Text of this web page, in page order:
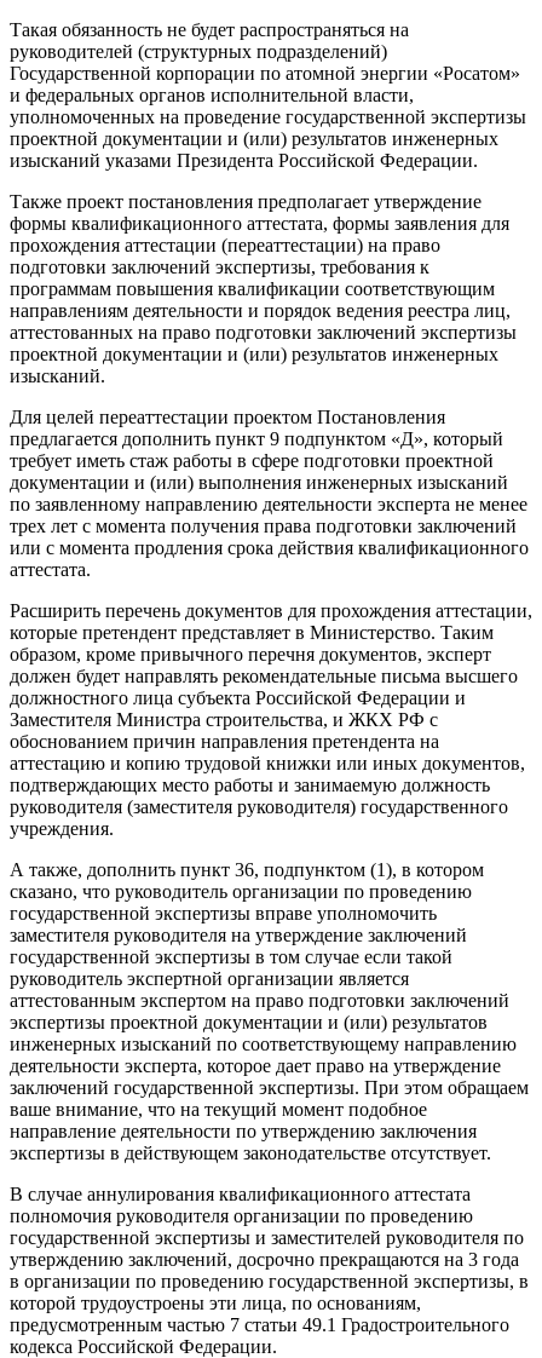
Такая обязанность не будет распространяться на
руководителей (структурных подразделений)
Государственной корпорации по атомной энергии «Росатом»
и федеральных органов исполнительной власти,
уполномоченных на проведение государственной экспертизы
проектной документации и (или) результатов инженерных
изысканий указами Президента Российской Федерации.
Также проект постановления предполагает утверждение
формы квалификационного аттестата, формы заявления для
прохождения аттестации (переаттестации) на право
подготовки заключений экспертизы, требования к
программам повышения квалификации соответствующим
направлениям деятельности и порядок ведения реестра лиц,
аттестованных на право подготовки заключений экспертизы
проектной документации и (или) результатов инженерных
изысканий.
Для целей переаттестации проектом Постановления
предлагается дополнить пункт 9 подпунктом «Д», который
требует иметь стаж работы в сфере подготовки проектной
документации и (или) выполнения инженерных изысканий
по заявленному направлению деятельности эксперта не менее
трех лет с момента получения права подготовки заключений
или с момента продления срока действия квалификационного
аттестата.
Расширить перечень документов для прохождения аттестации,
которые претендент представляет в Министерство. Таким
образом, кроме привычного перечня документов, эксперт
должен будет направлять рекомендательные письма высшего
должностного лица субъекта Российской Федерации и
Заместителя Министра строительства, и ЖКХ РФ с
обоснованием причин направления претендента на
аттестацию и копию трудовой книжки или иных документов,
подтверждающих место работы и занимаемую должность
руководителя (заместителя руководителя) государственного
учреждения.
А также, дополнить пункт 36, подпунктом (1), в котором
сказано, что руководитель организации по проведению
государственной экспертизы вправе уполномочить
заместителя руководителя на утверждение заключений
государственной экспертизы в том случае если такой
руководитель экспертной организации является
аттестованным экспертом на право подготовки заключений
экспертизы проектной документации и (или) результатов
инженерных изысканий по соответствующему направлению
деятельности эксперта, которое дает право на утверждение
заключений государственной экспертизы. При этом обращаем
ваше внимание, что на текущий момент подобное
направление деятельности по утверждению заключения
экспертизы в действующем законодательстве отсутствует.
В случае аннулирования квалификационного аттестата
полномочия руководителя организации по проведению
государственной экспертизы и заместителей руководителя по
утверждению заключений, досрочно прекращаются на 3 года
в организации по проведению государственной экспертизы, в
которой трудоустроены эти лица, по основаниям,
предусмотренным частью 7 статьи 49.1 Градостроительного
кодекса Российской Федерации.